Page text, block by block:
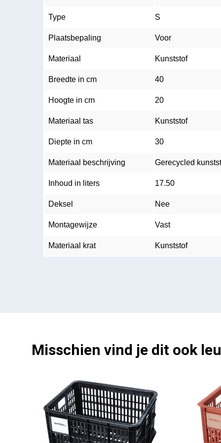
Type S
Plaatsbepaling Voor
Materiaal Kunststof
Breedte in cm 40
Hoogte in cm 20
Materiaal tas Kunststof
Diepte in cm 30
Materiaal beschrijving Gerecycled
Inhoud in liters 17.50
Deksel Nee
Montagewijze Vast
Materiaal krat Kunststof
Misschien vind je dit ook